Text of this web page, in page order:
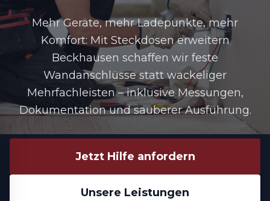
Mehr Geräte, mehr Ladepunkte, mehr
Komfort: Mit Steckdosen erweitern
Beckhausen schaffen wir feste
Wandanschlüsse statt wackeliger
Mehrfachleisten – inklusive Messungen,
Dokumentation und sauberer Ausführung.
Jetzt Hilfe anfordern
Unsere Leistungen